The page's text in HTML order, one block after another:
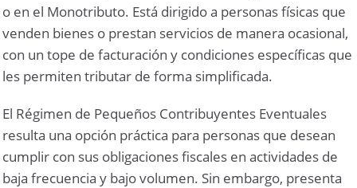
o en el Monotributo. Está dirigido a personas físicas que
venden bienes o prestan servicios de manera ocasional,
con un tope de facturación y condiciones específicas que
les permiten tributar de forma simplificada.
El Régimen de Pequeños Contribuyentes Eventuales
resulta una opción práctica para personas que desean
cumplir con sus obligaciones fiscales en actividades de
baja frecuencia y bajo volumen. Sin embargo, presenta